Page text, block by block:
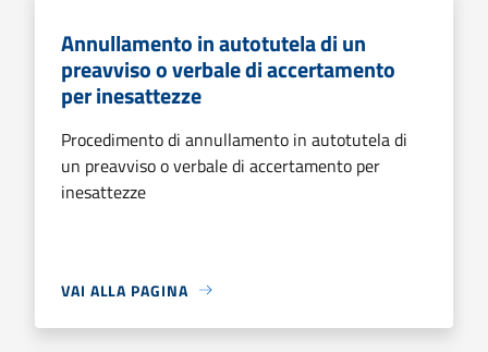
Annullamento in autotutela di un
preavviso o verbale di accertamento
per inesattezze
Procedimento di annullamento in autotutela di
un preavviso o verbale di accertamento per
inesattezze
VAI ALLA PAGINA